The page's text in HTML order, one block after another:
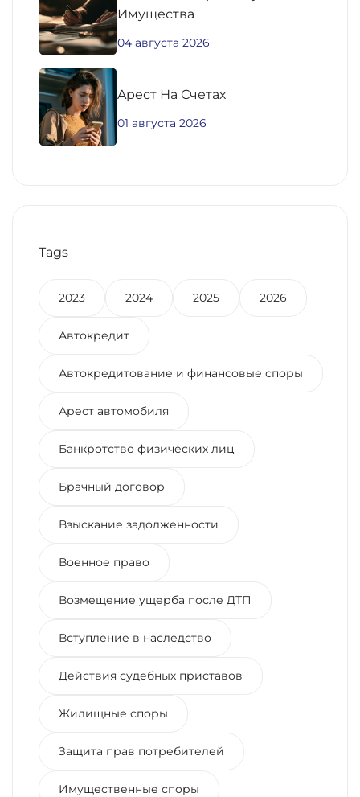
Имущества
04 августа 2026
Aрест На Счетах
01 августа 2026
Tags
2023 2024 2025 2026
Автокредит
Автокредитование и финансовые споры
Арест автомобиля
Банкротство физических лиц
Брачный договор
Взыскание задолженности
Военное право
Возмещение ущерба после ДТП
Вступление в наследство
Действия судебных приставов
Жилищные споры
Защита прав потребителей
Имущественные споры